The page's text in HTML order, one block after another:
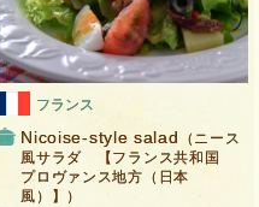
フランス
Nicoise-style salad
（ニース
風サラダ 【フランス共和国
プロヴァンス地方（日本
風）】）